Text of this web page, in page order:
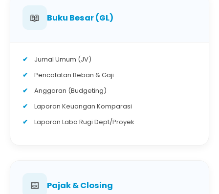
📖 Buku Besar (GL)
Jurnal Umum (JV)
Pencatatan Beban & Gaji
Anggaran (Budgeting)
Laporan Keuangan Komparasi
Laporan Laba Rugi Dept/Proyek
📅 Pajak & Closing